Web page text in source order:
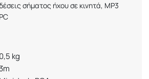
σήματος ήχου σε κινητά, MP3
PC
0,5 kg
3m